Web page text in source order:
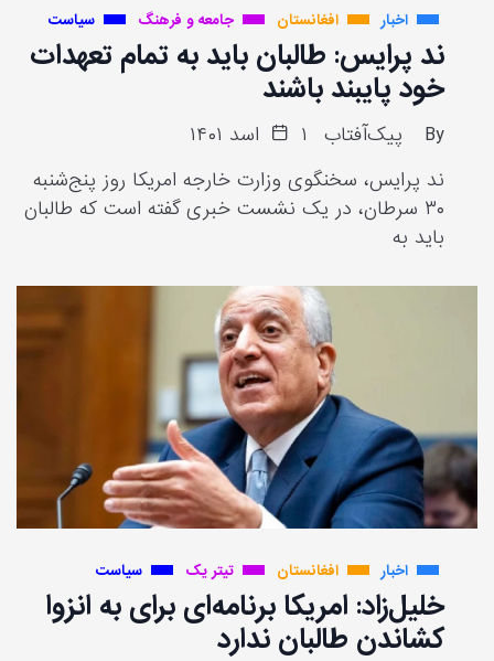
اخبار افغانستان جامعه و فرهنگ سیاست
ند پرایس: طالبان باید به تمام تعهدات
خود پایبند باشند
By پیک‌آفتاب
۱ اسد ۱۴۰۱
ند پرایس، سخنگوی وزارت خارجه امریکا روز پنج‌شنبه
۳۰ سرطان، در یک نشست خبری گفته است که طالبان
باید به
اخبار افغانستان تیتر یک سیاست
خلیل‌زاد: امریکا برنامه‌ای برای به انزوا
کشاندن طالبان ندارد